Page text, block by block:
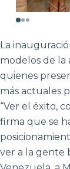
La
modelos de la
quienes
más actuales
“Ver el éxito,
firma que se
ver a la gente